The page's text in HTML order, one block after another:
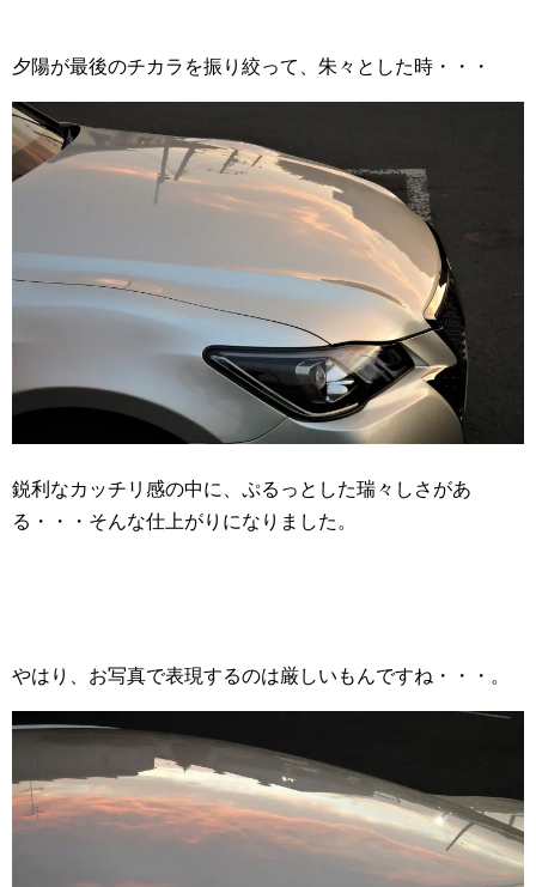
夕陽が最後のチカラを振り絞って、朱々とした時・・・
鋭利なカッチリ感の中に、ぷるっとした瑞々しさがあ
る・・・そんな仕上がりになりました。
やはり、お写真で表現するのは厳しいもんですね・・・。